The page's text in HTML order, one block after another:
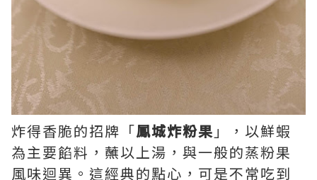
炸得香脆的招牌「鳳城炸粉果 」，以鮮蝦
為主要餡料，蘸以上湯，與一般的蒸粉果
風味迴異。這經典的點心，可是不常吃到